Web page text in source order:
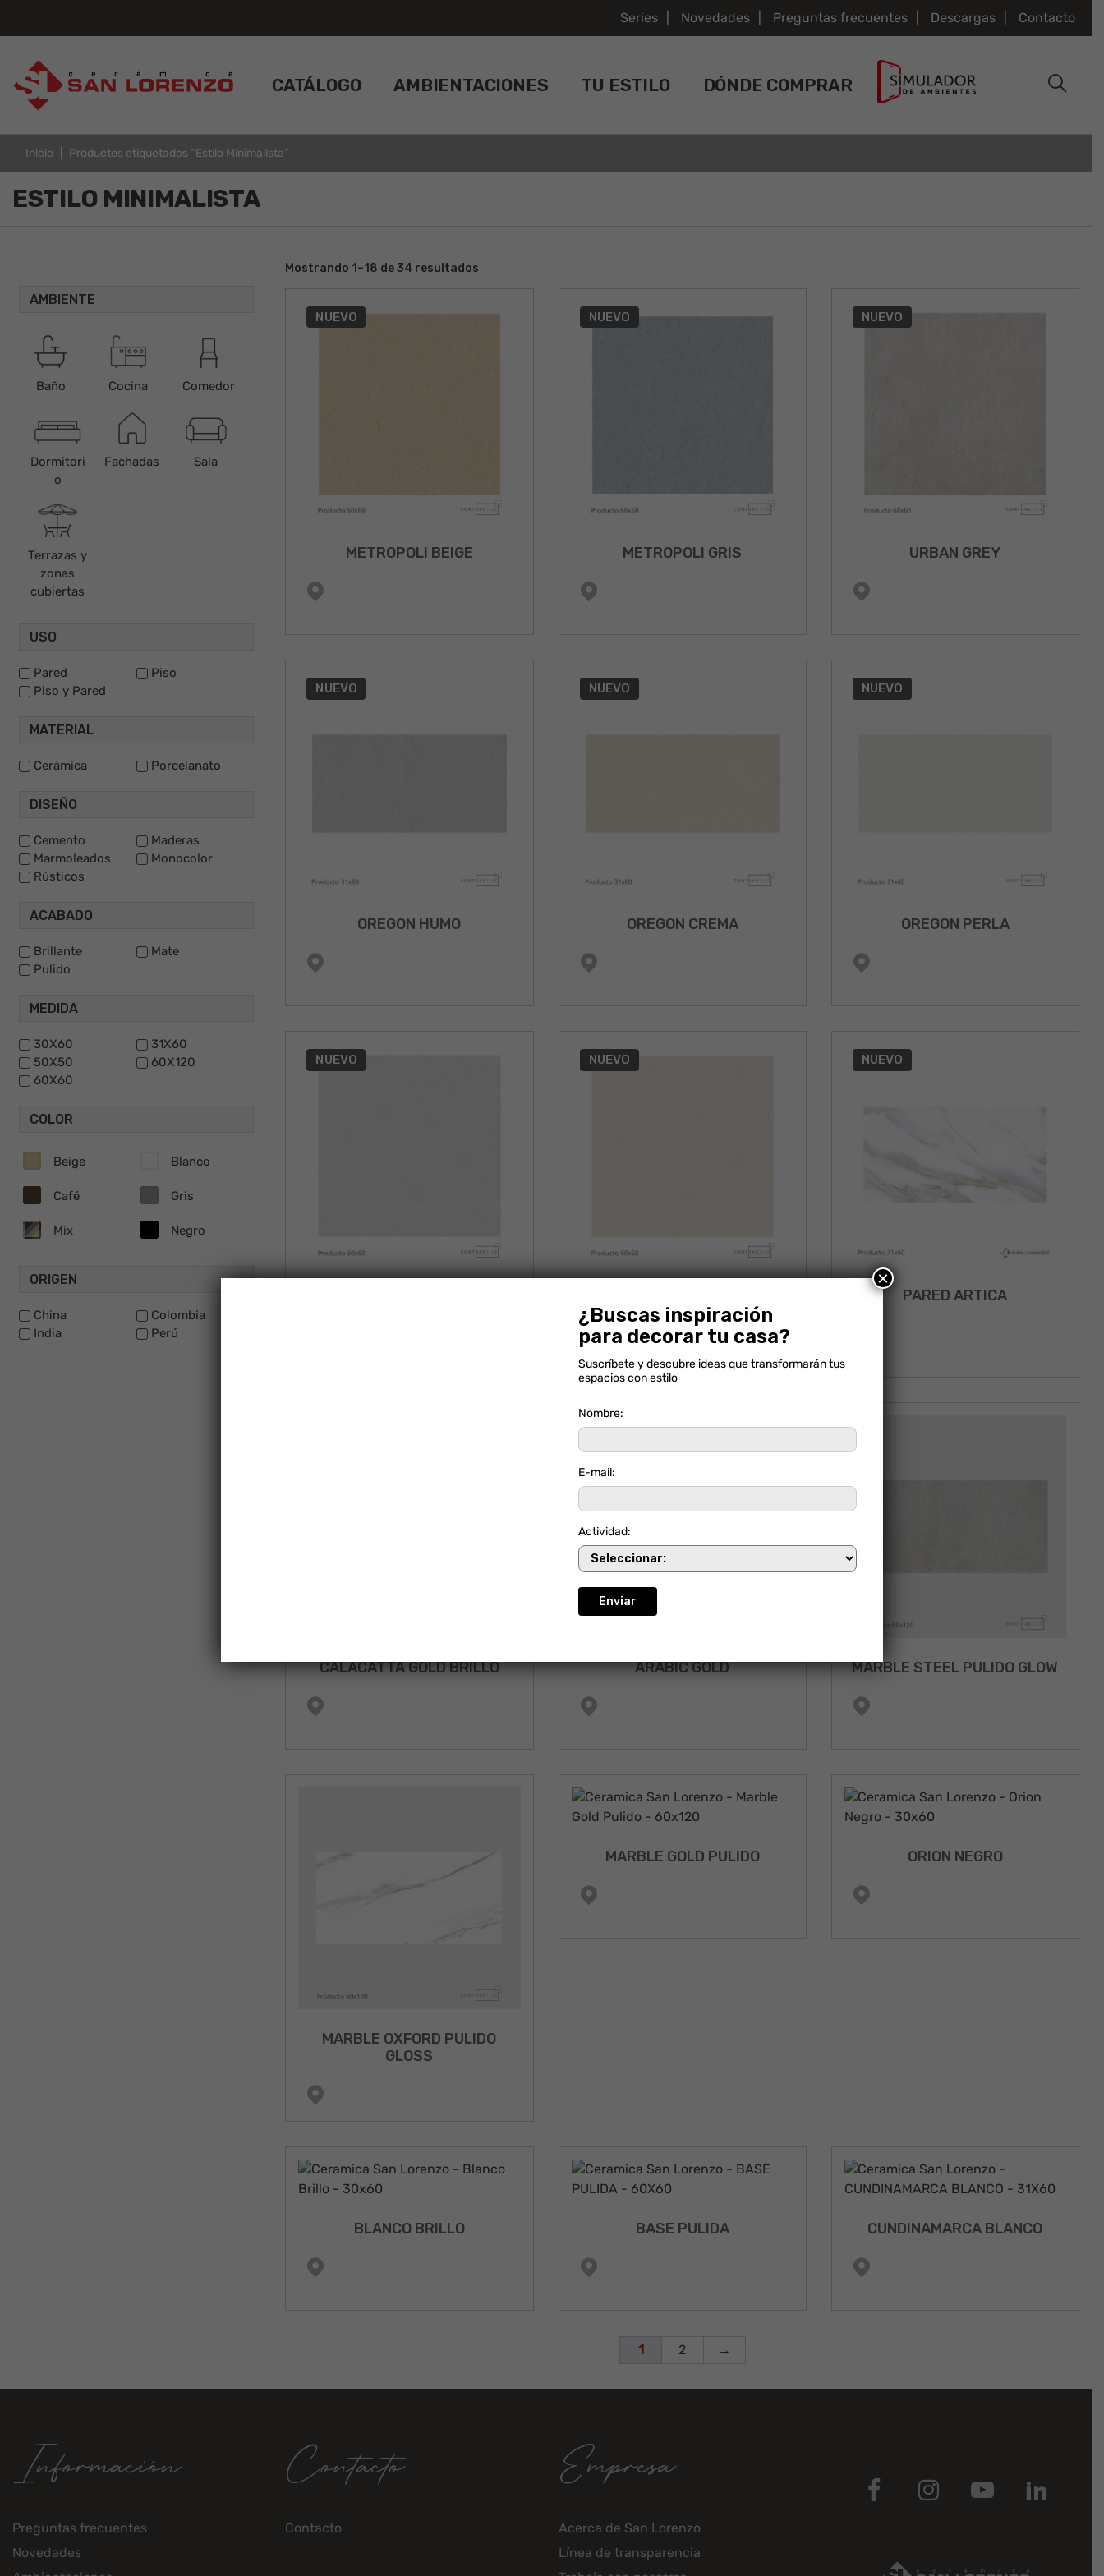
Series Novedades Preguntas frecuentes Descargas Contacto
CATÁLOGO AMBIENTACIONES TU ESTILO DÓNDE COMPRAR
Inicio Productos etiquetados “Estilo Minimalista”
ESTILO MINIMALISTA
AMBIENTE
Baño Cocina Comedor
Dormitori
o
Fachadas Sala
Terrazas y
zonas
cubiertas
USO
Pared
Piso
Piso y Pared
MATERIAL
Cerámica Porcelanato
DISEÑO
Cemento
Maderas
Marmoleados
Monocolor
Rústicos
ACABADO
Brillante
Mate
Pulido
MEDIDA
30X60
31X60
50X50
60X120
60X60
COLOR
Beige Blanco
Café Gris
Mix Negro
ORIGEN
China
Colombia
India
Perú
Mostrando 1–18 de 34 resultados
NUEVO
METROPOLI BEIGE
NUEVO
METROPOLI GRIS
NUEVO
URBAN GREY
NUEVO
OREGON HUMO
NUEVO
OREGON CREMA
NUEVO
OREGON PERLA
NUEVO NUEVO NUEVO
PARED ARTICA
CALACATTA GOLD BRILLO ARABIC GOLD MARBLE STEEL PULIDO GLOW
MARBLE OXFORD PULIDO
GLOSS
MARBLE GOLD PULIDO ORION NEGRO
BLANCO BRILLO BASE PULIDA CUNDINAMARCA BLANCO
1 2 →
Información
Preguntas frecuentes
Novedades
Contacto
Contacto
Empresa
Acerca de San Lorenzo
Línea de transparencia
¿Buscas inspiración
para decorar tu casa?
Suscríbete y descubre ideas que transformarán tus
espacios con estilo
Nombre:
E-mail:
Actividad:
×